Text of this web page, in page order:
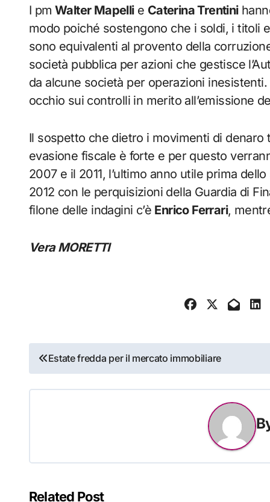
I pm Walter Mapellie Caterina Trentini
modo poiché sostengono che i soldi, i titoli
sono equivalenti al provento della
società pubblica per azioni che gestisce
da alcune società per operazioni
occhio sui controlli in merito all’emissione
Il sospetto che dietro i movimenti di denaro
evasione fiscale è forte e per questo
2007 e il 2011, l’ultimo anno utile prima
2012 con le perquisizioni della Guardia di
filone delle indagini c’è Enrico Ferrari,
Vera MORETTI
Navigazione
articoli
Estate fredda per il mercato immobiliare
Related Post